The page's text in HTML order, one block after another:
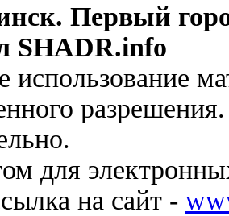
Первый
SHADR.info
использование
для
на сайт -